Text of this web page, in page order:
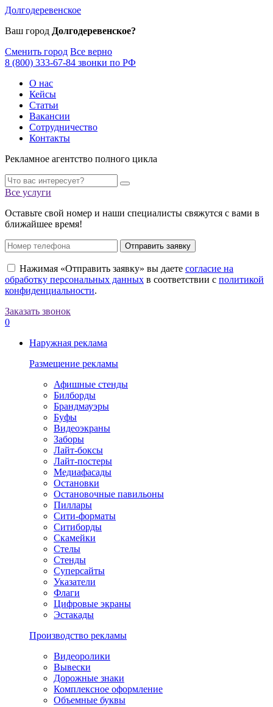
Долгодеревенское
Ваш город Долгодеревенское?
Сменить город Все верно
8 (800) 333-67-84 звонки по РФ
О нас
Кейсы
Статьи
Вакансии
Сотрудничество
Контакты
Рекламное агентство полного цикла
Все услуги
Оставьте свой номер и наши специалисты свяжутся с вами в
ближайшее время!
Отправить заявку
Нажимая «Отправить заявку» вы даете согласие на
обработку персональных данных в соответствии с политикой
конфиденциальности.
Заказать звонок
0
Наружная реклама
Размещение рекламы
Афишные стенды
Билборды
Брандмауэры
Буфы
Видеоэкраны
Заборы
Лайт-боксы
Лайт-постеры
Медиафасады
Остановки
Остановочные павильоны
Пиллары
Сити-форматы
Ситиборды
Скамейки
Стелы
Стенды
Суперсайты
Указатели
Флаги
Цифровые экраны
Эстакады
Производство рекламы
Видеоролики
Вывески
Дорожные знаки
Комплексное оформление
Объемные буквы